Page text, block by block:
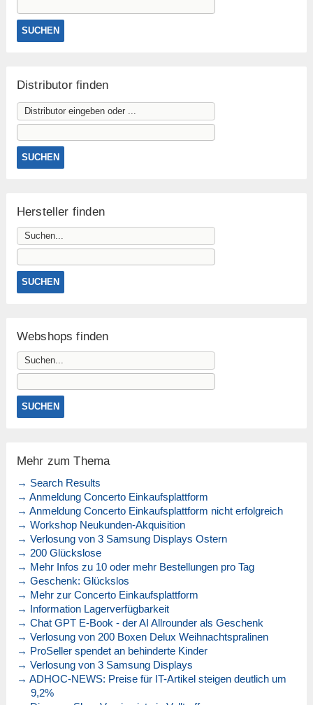
Distributor finden
Hersteller finden
Webshops finden
Mehr zum Thema
→ Search Results
→ Anmeldung Concerto Einkaufsplattform
→ Anmeldung Concerto Einkaufsplattform nicht erfolgreich
→ Workshop Neukunden-Akquisition
→ Verlosung von 3 Samsung Displays Ostern
→ 200 Glückslose
→ Mehr Infos zu 10 oder mehr Bestellungen pro Tag
→ Geschenk: Glückslos
→ Mehr zur Concerto Einkaufsplattform
→ Information Lagerverfügbarkeit
→ Chat GPT E-Book - der AI Allrounder als Geschenk
→ Verlosung von 200 Boxen Delux Weihnachtspralinen
→ ProSeller spendet an behinderte Kinder
→ Verlosung von 3 Samsung Displays
→ ADHOC-NEWS: Preise für IT-Artikel steigen deutlich um
9,2%